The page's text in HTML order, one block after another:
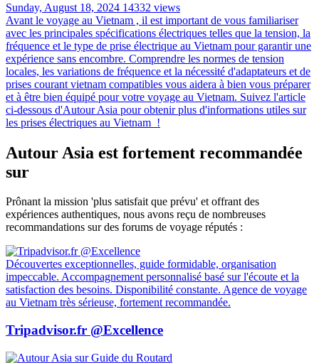
Sunday, August 18, 2024 14332 views
Avant le voyage au Vietnam , il est important de vous familiariser
avec les principales spécifications électriques telles que la tension, la
fréquence et le type de prise électrique au Vietnam pour garantir une
expérience sans encombre. Comprendre les normes de tension
locales, les variations de fréquence et la nécessité d'adaptateurs et de
prises courant vietnam compatibles vous aidera à bien vous préparer
et à être bien équipé pour votre voyage au Vietnam. Suivez l'article
ci-dessous d'Autour Asia pour obtenir plus d'informations utiles sur
les prises électriques au Vietnam !
Autour Asia est fortement recommandée
sur
Prônant la mission 'plus satisfait que prévu' et offrant des
expériences authentiques, nous avons reçu de nombreuses
recommandations sur des forums de voyage réputés :
Découvertes exceptionnelles, guide formidable, organisation
impeccable. Accompagnement personnalisé basé sur l'écoute et la
satisfaction des besoins. Disponibilité constante. Agence de voyage
au Vietnam très sérieuse, fortement recommandée.
Tripadvisor.fr @Excellence